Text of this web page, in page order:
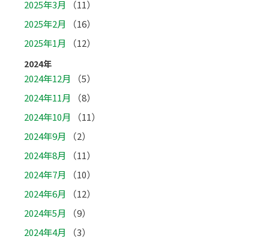
2025年3月
（11）
2025年2月
（16）
2025年1月
（12）
2024年
2024年12月
（5）
2024年11月
（8）
2024年10月
（11）
2024年9月
（2）
2024年8月
（11）
2024年7月
（10）
2024年6月
（12）
2024年5月
（9）
2024年4月
（3）